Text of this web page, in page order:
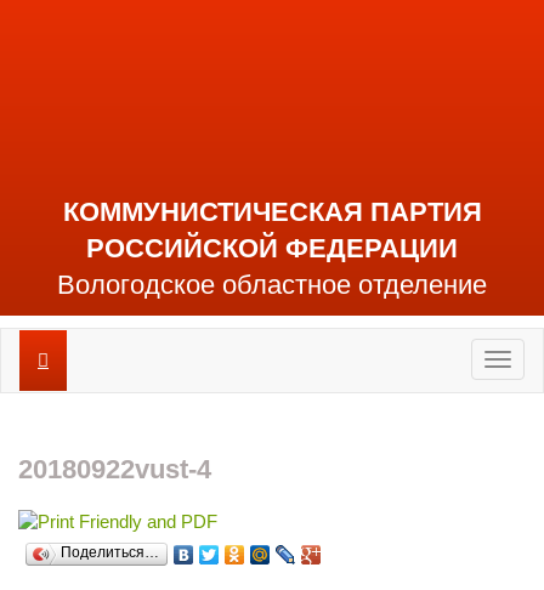
КОММУНИСТИЧЕСКАЯ ПАРТИЯ
РОССИЙСКОЙ ФЕДЕРАЦИИ
Вологодское областное отделение
20180922vust-4
Поделиться…